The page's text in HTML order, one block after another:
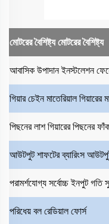
মোটরের বৈশিষ্ট্যমোটরের বৈশিষ্ট্য
আবাসিক উপাদানইনস্টলেশন
গিয়ার চেইন মাতেরিয়ালগিয়ারের
পিছনের লাশগিয়ারের পিছনের
আউটপুট শাফটের ব্যারিংস
পরামর্শযোগ্য সর্বোচ্চ ইনপুট গতি
পরিধেয় বলরেডিয়াল ফোর্স